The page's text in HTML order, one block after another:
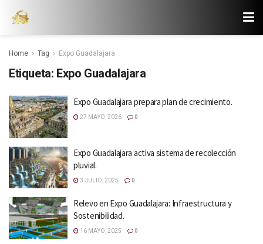
Home Tag Expo Guadalajara
Etiqueta: Expo Guadalajara
Expo Guadalajara prepara plan de crecimiento.
27 MAYO, 2026 0
Expo Guadalajara activa sistema de recolección
pluvial.
3 JULIO, 2025 0
Relevo en Expo Guadalajara: Infraestructura y
Sostenibilidad.
16 MAYO, 2025 0